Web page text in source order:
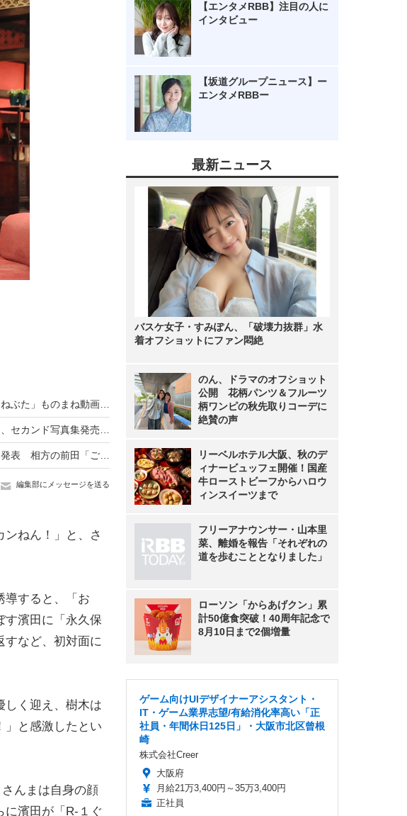
編集部にメッセージを送る
ねん！」と、さ
導すると、「お
す濱田に「永久保
など、初対面に
く迎え、樹木は
」と感激したとい
んまは自身の顔
に濱田が「R-１ぐ
【エンタメRBB】注目の人に
インタビュー
【坂道グループニュース】ー
エンタメRBBー
最新ニュース
バスケ女子・すみぽん、「破壊力抜群」水
着オフショットにファン悶絶
のん、ドラマのオフショット
公開 花柄パンツ＆フルーツ
柄ワンピの秋先取りコーデに
絶賛の声
リーベルホテル大阪、秋のデ
ィナービュッフェ開催！国産
牛ローストビーフからハロウ
ィンスイーツまで
フリーアナウンサー・山本里
菜、離婚を報告「それぞれの
道を歩むこととなりました」
ローソン「からあげクン」累
計50億食突破！40周年記念で
8月10日まで2個増量
ゲーム向けUIデザイナーアシスタント・
IT・ゲーム業界志望/有給消化率高い「正
社員・年間休日125日」・大阪市北区曾根
崎
株式会社Creer
大阪府
月給21万3,400円～35万3,400円
正社員